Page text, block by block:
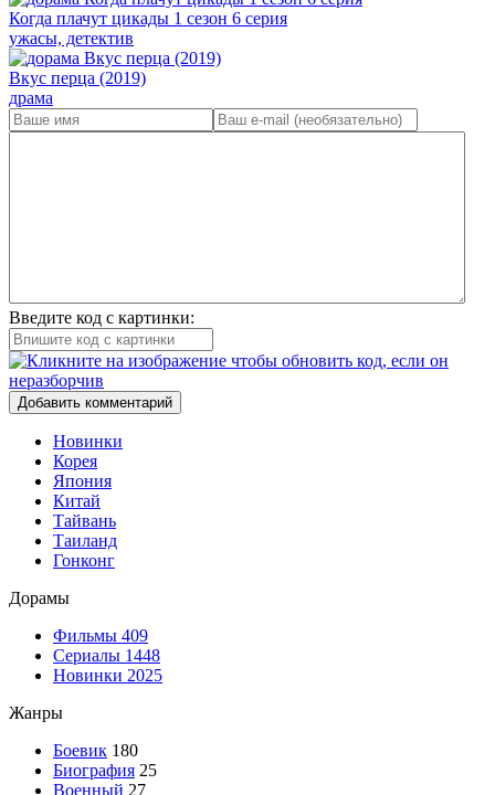
Когда плачут цикады 1 сезон 6 серия
ужасы, детектив
Вкус перца (2019)
драма
Введите код с картинки:
Добавить комментарий
Новинки
Корея
Япония
Китай
Тайвань
Таиланд
Гонконг
Дорамы
Фильмы 409
Сериалы 1448
Новинки 2025
Жанры
Боевик 180
Биография 25
Военный 27